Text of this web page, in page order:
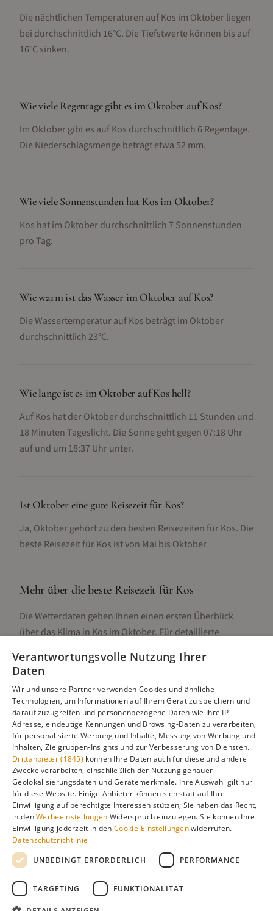
Die nächtlichen Temperaturen auf Kos im Oktober liegen
bei durchschnittlich 16°C. Die Tiefstwerte können bis auf
16°C sinken.
Wie viele Regentage gibt es im Oktober auf Kos?
Im Oktober gibt es auf Kos durchschnittlich 6 Regentage.
Die Niederschlagsmenge beträgt etwa 52 mm.
Wie viele Sonnenstunden hat Kos im Oktober?
Kos hat im Oktober durchschnittlich 7 Sonnenstunden
pro Tag.
Wie warm ist das Wasser im Oktober auf Kos?
Die Wassertemperatur auf Kos beträgt im Oktober
durchschnittlich 23°C.
Wie lange ist es im Oktober auf Kos hell?
Auf Kos hat der Oktober durchschnittlich 11 Stunden und
18 Minuten Tageslicht. Die Sonne geht gegen 07:18 Uhr
auf und um 18:37 Uhr unter.
Ist Oktober eine gute Reisezeit für Kos?
Ja, Oktober gehört zu den besten Reisezeiten für Kos. Die
beste Reisezeit für Kos ist von Mai bis Oktober
Mehr über die beste Reisezeit für Kos
Die Wetterdaten geben Ihnen einen ersten Überblick
über das Klima in Kos im Oktober. Für detaillierte
Unterschieden, Aktivitäten und Reisetipps besuchen Sie
Alle Infos zur besten ReisezeitKos
Gefällt dir diese Seite? Teile sie auf Pinterest!
Auf Pinterest merken
uns
Verantwortungsvolle Nutzung Ihrer
Daten
Wir und unsere Partner verwenden Cookies und ähnliche
Technologien, um Informationen auf Ihrem Gerät zu speichern und
darauf zuzugreifen und personenbezogene Daten wie Ihre IP-
Adresse, eindeutige Kennungen und Browsing-Daten zu verarbeiten,
für personalisierte Werbung und Inhalte, Messung von Werbung und
Inhalten, Zielgruppen-Insights und zur Verbesserung von Diensten.
Drittanbieter (1845) können Ihre Daten auch für diese und andere
Zwecke verarbeiten, einschließlich der Nutzung genauer
Geolokalisierungsdaten und Gerätemerkmale. Ihre Auswahl gilt nur
für diese Website. Einige Anbieter können sich statt auf Ihre
Einwilligung auf berechtigte Interessen stützen; Sie haben das Recht,
in denWerbeeinstellungen Widerspruch einzulegen. Sie können Ihre
Einwilligung jederzeit in denCookie-Einstellungenwiderrufen.
Datenschutzrichtlinie
UNBEDINGT ERFORDERLICH
PERFORMANCE
TARGETING FUNKTIONALITÄT